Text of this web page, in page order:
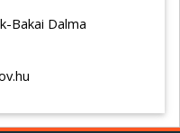
Bakai Dalma